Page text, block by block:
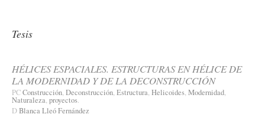
Tesis
HÉLICES ESPACIALES. ESTRUCTURAS EN HÉLICE DE
LA MODERNIDAD Y DE LA DECONSTRUCCIÓN
PCConstrucción, Deconstrucción, Estructura, Helicoides, Modernidad,
Naturaleza, proyectos.
DBlanca Lleó Fernández